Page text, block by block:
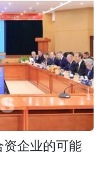
企业的可能